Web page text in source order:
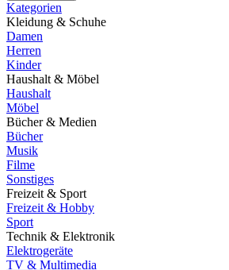
Kategorien
Kleidung & Schuhe
Damen
Herren
Kinder
Haushalt & Möbel
Haushalt
Möbel
Bücher & Medien
Bücher
Musik
Filme
Sonstiges
Freizeit & Sport
Freizeit & Hobby
Sport
Technik & Elektronik
Elektrogeräte
TV & Multimedia